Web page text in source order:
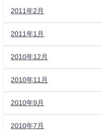
2011年2月
2011年1月
2010年12月
2010年11月
2010年9月
2010年7月